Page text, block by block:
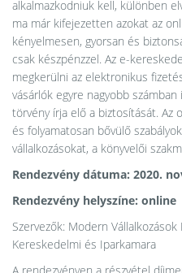
alkalmazkodniuk kell, különben
ma már kifejezetten azokat az
kényelmesen, gyorsan és
csak készpénzzel. Az e-
megkerülni az elektronikus
vásárlók egyre nagyobb
törvény írja elő a biztosítását. Az
és folyamatosan bővülő
vállalkozásokat, a könyvelői
Rendezvény dátuma: 2020.
Rendezvény helyszíne: online
Szervezők: Modern
Kereskedelmi és Iparkamara